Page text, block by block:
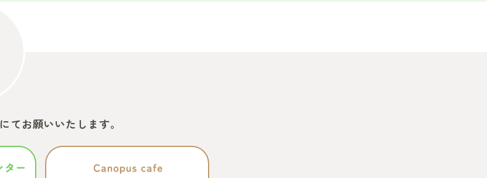
にてお願いいたします。